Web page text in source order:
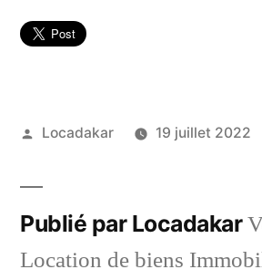
Publié
Locadakar 19 juillet 2022
Publié par Locadakar
Location de biens